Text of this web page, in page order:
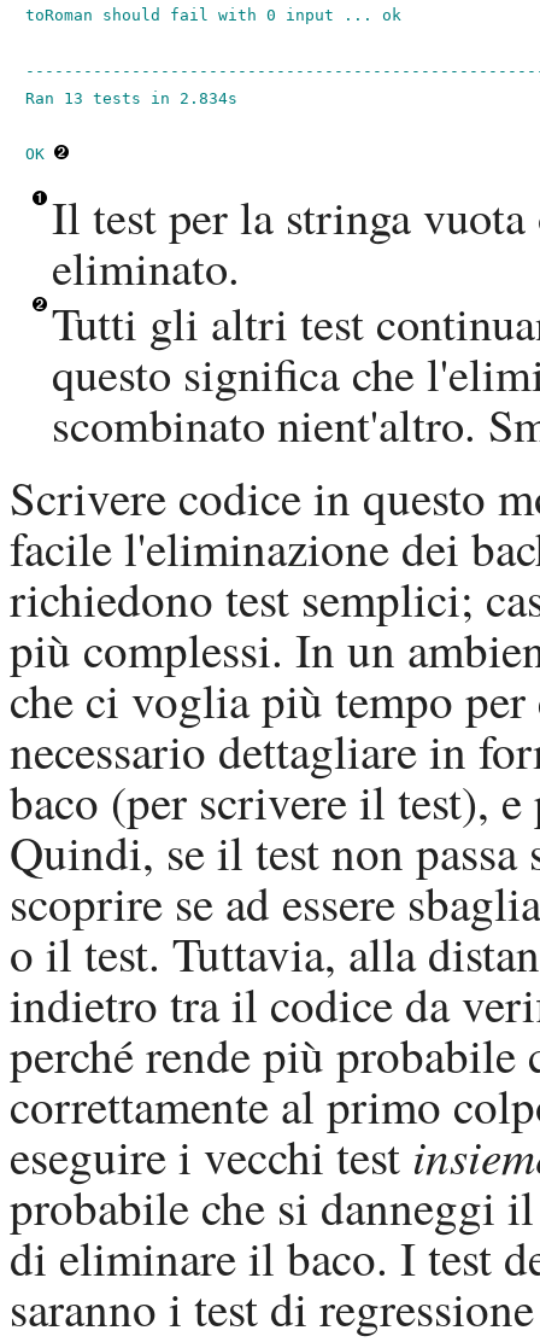
toRoman should fail with 0 input ... ok
Ran 13 tests in 2.834s
OK
Il test per la stringa
eliminato.
Tutti gli altri test
questo significa che
scombinato nient'altro.
Scrivere codice in questo
facile l'eliminazione dei
richiedono test semplici;
più complessi. In un
che ci voglia più tempo
necessario dettagliare in
baco (per scrivere il test),
Quindi, se il test non passa
scoprire se ad essere
o il test. Tuttavia, alla
indietro tra il codice da
perché rende più probabile
correttamente al primo
eseguire i vecchi test
probabile che si danneggi
di eliminare il baco. I test
saranno i test di